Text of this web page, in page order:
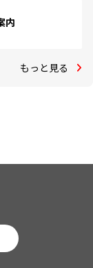
内
もっと見る